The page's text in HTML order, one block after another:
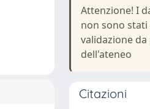
Attenzione! I
non sono
validazione
dell'ateneo
Citazioni